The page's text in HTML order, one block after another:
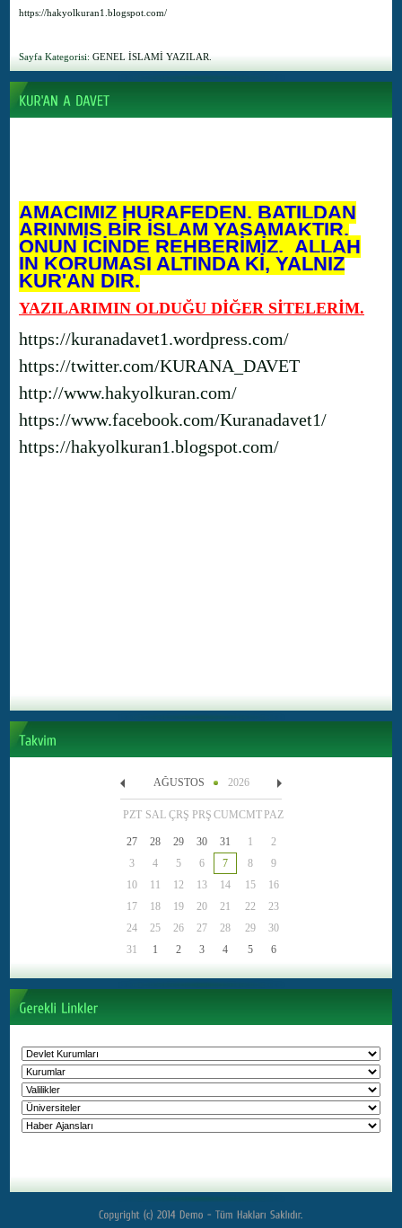
AMACIMIZ HURAFEDEN, BATILDAN
ARINMIŞ BİR İSLAM YAŞAMAKTIR.
ONUN İÇİNDE REHBERİMİZ, ALLAH
IN KORUMASI ALTINDA Kİ, YALNIZ
KUR'AN DIR.
YAZILARIMIN OLDUĞU DİĞER SİTELERİM.
https://kuranadavet1.wordpress.com/
https://twitter.com/KURANA_DAVET
http://www.hakyolkuran.com/
https://www.facebook.com/Kuranadavet1/
https://hakyolkuran1.blogspot.com/
https://hakyolkuran1.blogspot.com/
Sayfa Kategorisi: GENEL İSLAMİ YAZILAR.